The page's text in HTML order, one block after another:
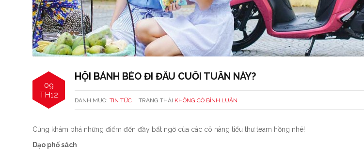
09
TH12
HỘI BÁNH BÈO ĐI ĐÂU CUỐI TUẦN NÀY?
DANH MỤC: TIN TỨC TRẠNG THÁI KHÔNG CÓ BÌNH LUẬN
Cùng khám phá những điểm đến đầy bất ngờ của các cô nàng tiểu thư team hồng nhé!
Dạo phố sách